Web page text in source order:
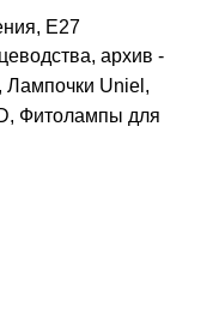
E27
, архив -
, Лампочки Uniel ,
, Фитолампы для